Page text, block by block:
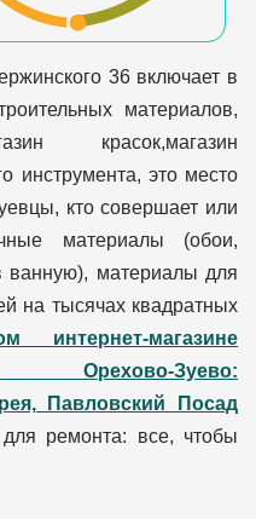
36 включает в
материалов,
красок,магазин
инструмента, это место
кто совершает или
материалы (обои,
ванную), материалы для
на тысячах квадратных
интернет-магазине
Орехово-Зуево:
Павловский Посад
ремонта: все, чтобы